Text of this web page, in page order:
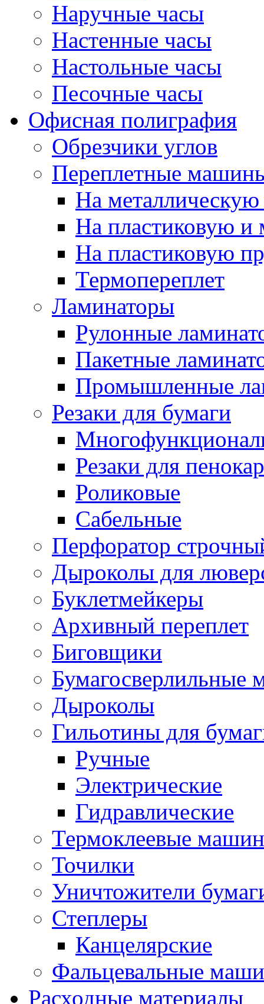
Наручные часы
Настенные часы
Настольные часы
Песочные часы
Офисная полиграфия
Обрезчики углов
Переплетные
На
На пластиковую и
На пластиковую
Термопереплет
Ламинаторы
Рулонные
Пакетные
Промышленные
Резаки для бумаги
Резаки для
Роликовые
Сабельные
Перфоратор
Дыроколы для
Буклетмейкеры
Архивный переплет
Биговщики
Бумагосверлильные
Дыроколы
Гильотины для
Ручные
Электрические
Гидравлические
Термоклеевые
Точилки
Уничтожители
Степлеры
Канцелярские
Фальцевальные
Расходные материалы